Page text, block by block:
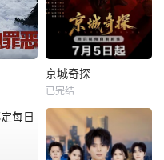
京城奇探
已完结